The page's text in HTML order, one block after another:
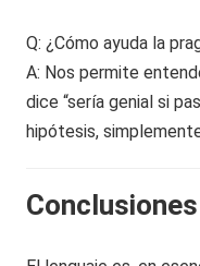
Q: ¿Cómo ayuda la
A: Nos permite
dice “sería genial si
hipótesis,